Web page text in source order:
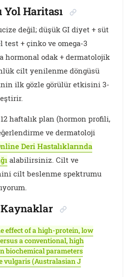
Haritası
değil; düşük GI diyet + süt
test + çinko ve omega-3
hormonal odak + dermatolojik
cilt yenilenme döngüsü
ilk gözle görülür etkisini 3-
haftalık plan (hormon profili,
ve dermatoloji
Deri Hastalıklarında
alabilirsiniz. Cilt ve
cilt beslenme spektrumu
effect of a high-protein, low
a conventional, high
biochemical parameters
vulgaris (Australasian J